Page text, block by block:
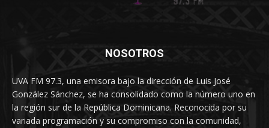
NOSOTROS
UVA FM 97.3, una emisora bajo la dirección de Luis José
González Sánchez, se ha consolidado como la número uno en
la región sur de la República Dominicana. Reconocida por su
variada programación y su compromiso con la comunidad,